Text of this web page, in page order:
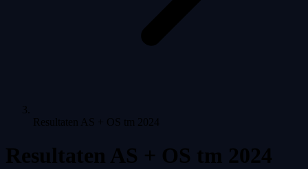
Resultaten AS + OS tm 2024
Resultaten AS + OS tm 2024